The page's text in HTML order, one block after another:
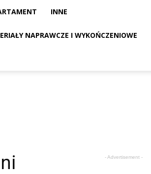
INNE
NAPRAWCZE I WYKOŃCZENIOWE
- Advertisement -